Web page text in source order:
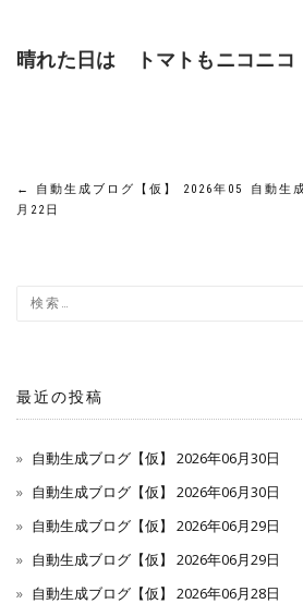
晴れた日は トマトもニコニ
投
ナ
ゲ
ー
シ
ョ
ン
←
自動生成ブログ【仮】 2026年05
月22日
自動生
最近の投稿
自動生成ブログ【仮】 2026年06月30日
自動生成ブログ【仮】 2026年06月30日
自動生成ブログ【仮】 2026年06月29日
自動生成ブログ【仮】 2026年06月29日
自動生成ブログ【仮】 2026年06月28日